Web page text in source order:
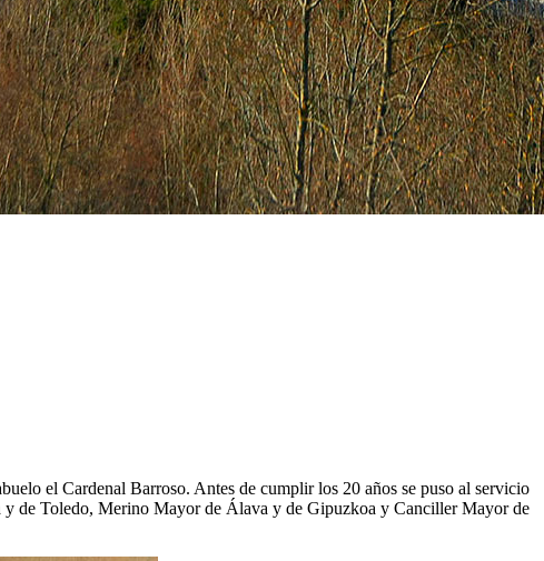
el Cardenal Barroso. Antes de cumplir los 20 años se puso al servicio
y de Toledo, Merino Mayor de Álava y de Gipuzkoa y Canciller Mayor de